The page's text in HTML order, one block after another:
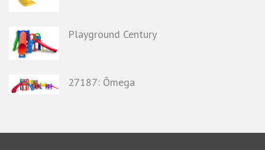
Playground Century
27187: Ômega